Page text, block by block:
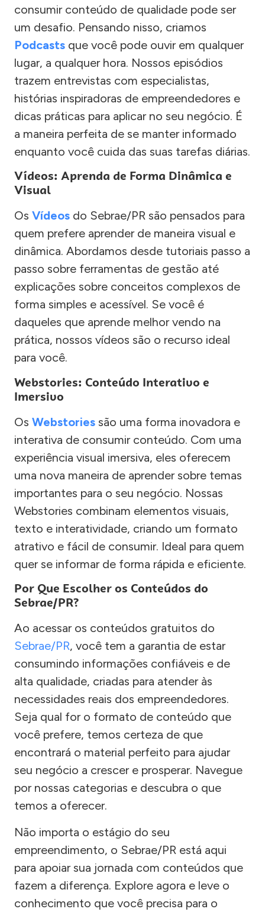
consumir conteúdo de qualidade pode ser
um desafio. Pensando nisso, criamos
Podcasts que você pode ouvir em qualquer
lugar, a qualquer hora. Nossos episódios
trazem entrevistas com especialistas,
histórias inspiradoras de empreendedores e
dicas práticas para aplicar no seu negócio. É
a maneira perfeita de se manter informado
enquanto você cuida das suas tarefas diárias.
Vídeos: Aprenda de Forma Dinâmica e
Visual
Os Vídeos do Sebrae/PR são pensados para
quem prefere aprender de maneira visual e
dinâmica. Abordamos desde tutoriais passo a
passo sobre ferramentas de gestão até
explicações sobre conceitos complexos de
forma simples e acessível. Se você é
daqueles que aprende melhor vendo na
prática, nossos vídeos são o recurso ideal
para você.
Webstories: Conteúdo Interativo e
Imersivo
Os Webstories são uma forma inovadora e
interativa de consumir conteúdo. Com uma
experiência visual imersiva, eles oferecem
uma nova maneira de aprender sobre temas
importantes para o seu negócio. Nossas
Webstories combinam elementos visuais,
texto e interatividade, criando um formato
atrativo e fácil de consumir. Ideal para quem
quer se informar de forma rápida e eficiente.
Por Que Escolher os Conteúdos do
Sebrae/PR?
Ao acessar os conteúdos gratuitos do
Sebrae/PR, você tem a garantia de estar
consumindo informações confiáveis e de
alta qualidade, criadas para atender às
necessidades reais dos empreendedores.
Seja qual for o formato de conteúdo que
você prefere, temos certeza de que
encontrará o material perfeito para ajudar
seu negócio a crescer e prosperar. Navegue
por nossas categorias e descubra o que
temos a oferecer.
Não importa o estágio do seu
empreendimento, o Sebrae/PR está aqui
para apoiar sua jornada com conteúdos que
fazem a diferença. Explore agora e leve o
conhecimento que você precisa para o